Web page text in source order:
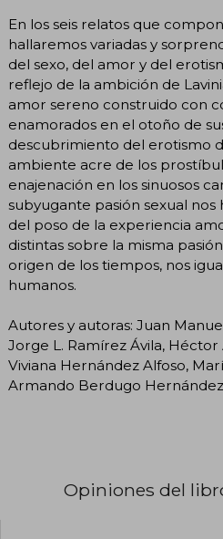
En los seis relatos que
hallaremos variadas y
del sexo, del amor y del
reflejo de la ambición de
amor sereno construido con
enamorados en el otoño de
descubrimiento del erotismo
ambiente acre de los
enajenación en los sinuosos
subyugante pasión sexual
del poso de la experiencia
distintas sobre la misma
origen de los tiempos, nos
humanos.
Autores y autoras: Juan
Jorge L. Ramírez Ávila,
Viviana Hernández Alfoso,
Armando Berdugo
Opiniones del